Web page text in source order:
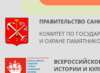
ПРАВИТЕЛЬСТВО
КОМИТЕТ ПО
И ОХРАНЕ
ИСТОРИИ И